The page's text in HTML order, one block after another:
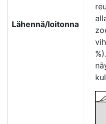
Lähennä/loitonna